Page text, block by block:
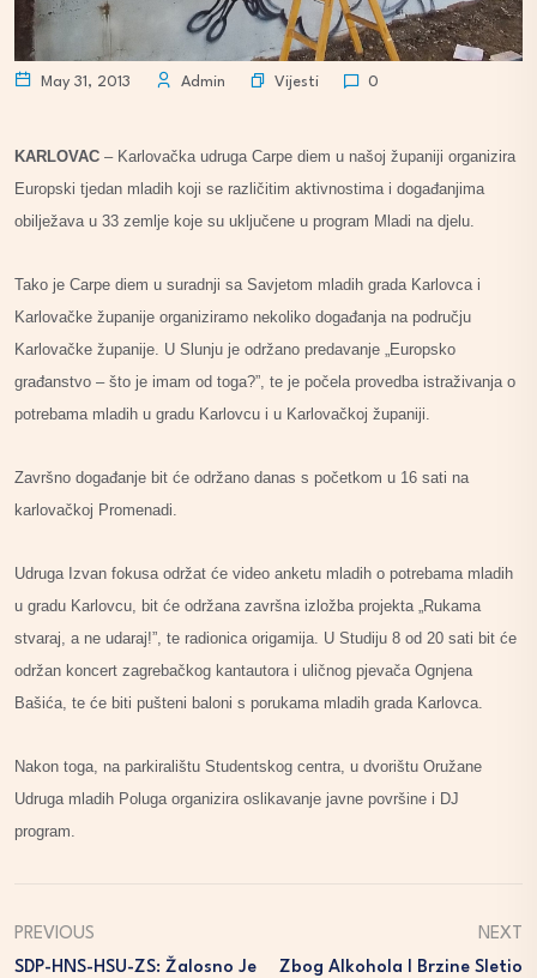
May 31, 2013 Admin Vijesti 0
KARLOVAC – Karlovačka udruga Carpe diem u našoj županiji organizira
Europski tjedan mladih koji se različitim aktivnostima i događanjima
obilježava u 33 zemlje koje su uključene u program Mladi na djelu.
Tako je Carpe diem u suradnji sa Savjetom mladih grada Karlovca i
Karlovačke županije organiziramo nekoliko događanja na području
Karlovačke županije. U Slunju je održano predavanje „Europsko
građanstvo – što je imam od toga?”, te je počela provedba istraživanja o
potrebama mladih u gradu Karlovcu i u Karlovačkoj županiji.
Završno događanje bit će održano danas s početkom u 16 sati na
karlovačkoj Promenadi.
Udruga Izvan fokusa održat će video anketu mladih o potrebama mladih
u gradu Karlovcu, bit će održana završna izložba projekta „Rukama
stvaraj, a ne udaraj!”, te radionica origamija. U Studiju 8 od 20 sati bit će
održan koncert zagrebačkog kantautora i uličnog pjevača Ognjena
Bašića, te će biti pušteni baloni s porukama mladih grada Karlovca.
Nakon toga, na parkiralištu Studentskog centra, u dvorištu Oružane
Udruga mladih Poluga organizira oslikavanje javne površine i DJ
program.
PREVIOUS
SDP-HNS-HSU-ZS: Žalosno Je
NEXT
Zbog Alkohola I Brzine Sletio